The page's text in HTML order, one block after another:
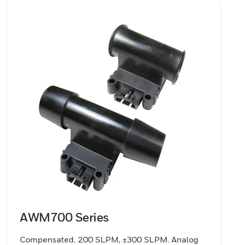
AWM700 Series
Compensated. 200 SLPM, ±300 SLPM. Analog